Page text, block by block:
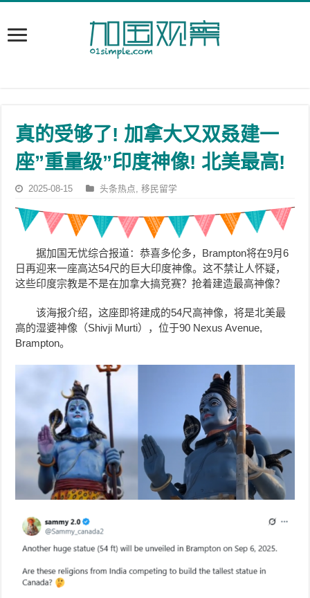
真的受够了! 加拿大又双叒建一
座”重量级”印度神像! 北美最高!
2025-08-15 头条热点,移民留学
据加国无忧综合报道：恭喜多伦多，Brampton将在9月6
日再迎来一座高达54尺的巨大印度神像。这不禁让人怀疑，
这些印度宗教是不是在加拿大搞竞赛？抢着建造最高神像？
该海报介绍，这座即将建成的54尺高神像，将是北美最
高的湿婆神像（Shivji Murti），位于90 Nexus Avenue,
Brampton。